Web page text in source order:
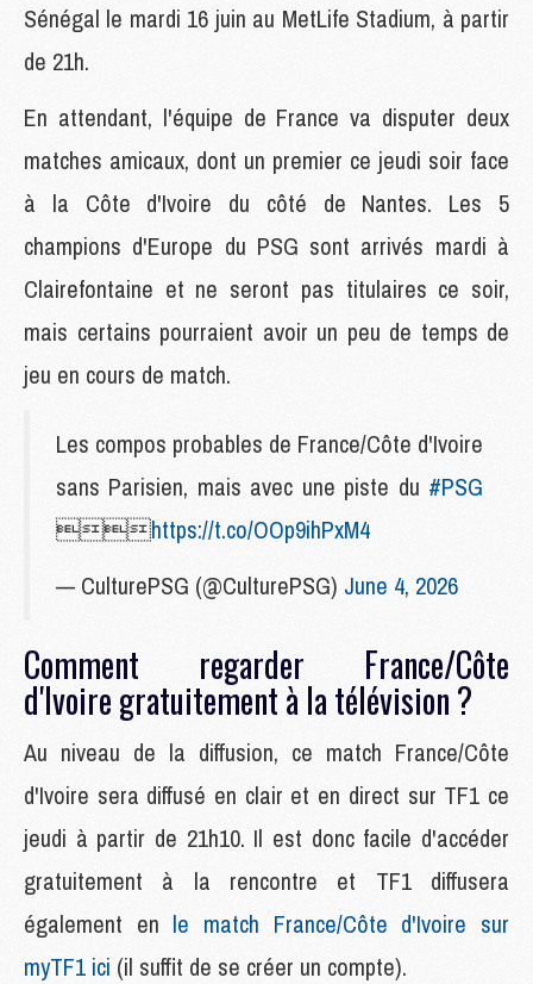
Sénégal le mardi 16 juin au MetLife Stadium, à partir
de 21h.
En attendant, l'équipe de France va disputer deux
matches amicaux, dont un premier ce jeudi soir face
à la Côte d'Ivoire du côté de Nantes. Les 5
champions d'Europe du PSG sont arrivés mardi à
Clairefontaine et ne seront pas titulaires ce soir,
mais certains pourraient avoir un peu de temps de
jeu en cours de match.
Les compos probables de France/Côte d'Ivoire
sans Parisien, mais avec une piste du #PSG
https://t.co/OOp9ihPxM4
— CulturePSG (@CulturePSG) June 4, 2026
Comment regarder France/Côte
d'Ivoire gratuitement à la télévision ?
Au niveau de la diffusion, ce match France/Côte
d'Ivoire sera diffusé en clair et en direct sur TF1 ce
jeudi à partir de 21h10. Il est donc facile d'accéder
gratuitement à la rencontre et TF1 diffusera
également en le match France/Côte d'Ivoire sur
myTF1 ici (il suffit de se créer un compte).